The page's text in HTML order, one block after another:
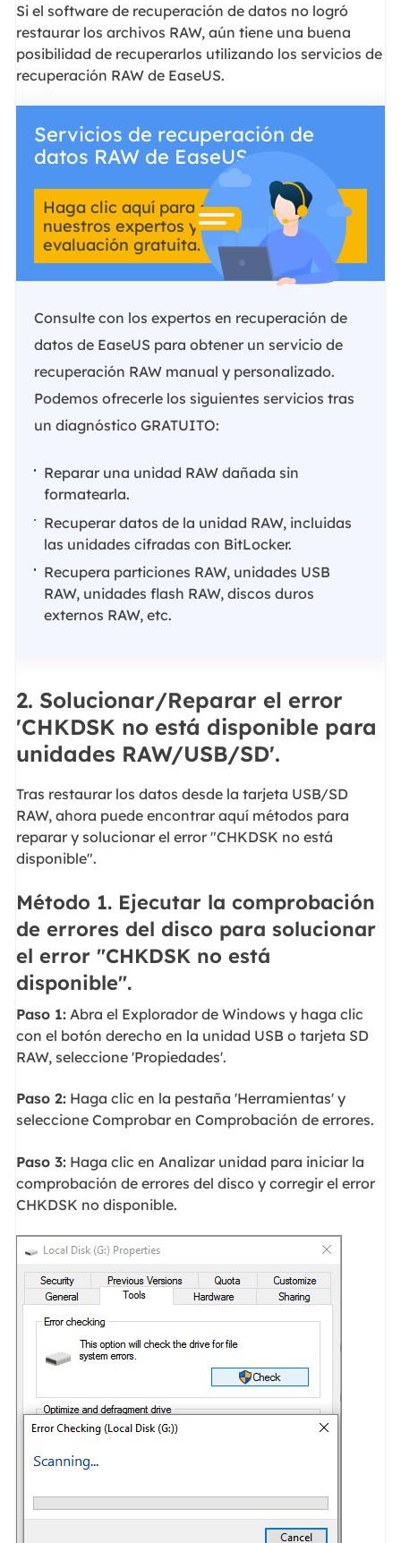
Si el software de recuperación de datos no logró
restaurar los archivos RAW, aún tiene una buena
posibilidad de recuperarlos utilizando los servicios de
recuperación RAW de EaseUS.
Servicios de recuperación de
datos RAW de EaseUS
Haga clic aquí para contactar con
nuestros expertos y obtener una
evaluación gratuita.
Consulte con los expertos en recuperación de
datos de EaseUS para obtener un servicio de
recuperación RAW manual y personalizado.
Podemos ofrecerle los siguientes servicios tras
un diagnóstico GRATUITO:
Reparar una unidad RAW dañada sin
formatearla.
Recuperar datos de la unidad RAW, incluidas
las unidades cifradas con BitLocker.
Recupera particiones RAW, unidades USB
RAW, unidades flash RAW, discos duros
externos RAW, etc.
2. Solucionar/Reparar el error
'CHKDSK no está disponible para
unidades RAW/USB/SD'.
Tras restaurar los datos desde la tarjeta USB/SD
RAW, ahora puede encontrar aquí métodos para
reparar y solucionar el error "CHKDSK no está
disponible".
Método 1. Ejecutar la comprobación
de errores del disco para solucionar
el error "CHKDSK no está
disponible".
Paso 1:Abra el Explorador de Windows y haga clic
con el botón derecho en la unidad USB o tarjeta SD
RAW, seleccione 'Propiedades'.
Paso 2:Haga clic en la pestaña 'Herramientas' y
seleccione Comprobar en Comprobación de errores.
Paso 3:Haga clic en Analizar unidad para iniciar la
comprobación de errores del disco y corregir el error
CHKDSK no disponible.